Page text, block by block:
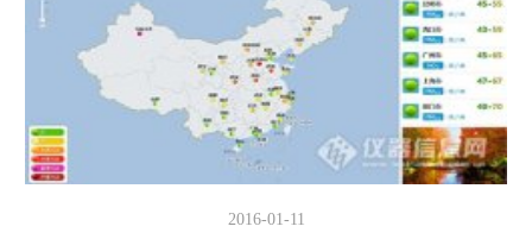
2016-01-11